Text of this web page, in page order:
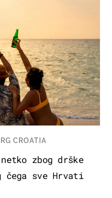
CROATIA
zbog drške
čega sve Hrvati